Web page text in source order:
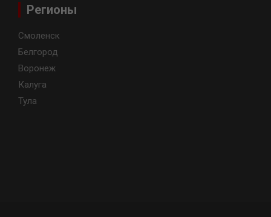
Регионы
Смоленск
Белгород
Воронеж
Калуга
Тула